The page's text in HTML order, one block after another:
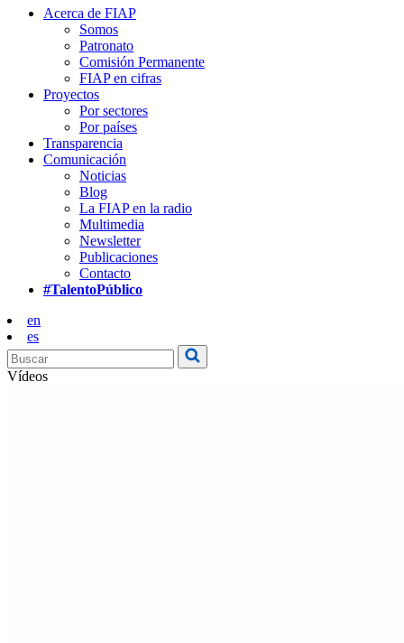
Acerca de FIAP
Somos
Patronato
Comisión Permanente
FIAP en cifras
Proyectos
Por sectores
Por países
Transparencia
Comunicación
Noticias
Blog
La FIAP en la radio
Multimedia
Newsletter
Publicaciones
Contacto
#TalentoPúblico
en
es
Vídeos